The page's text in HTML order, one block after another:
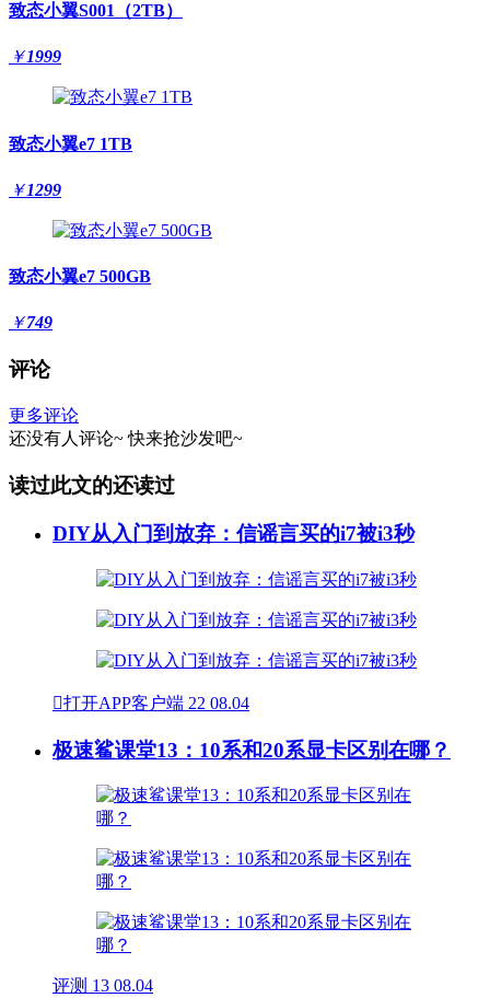
致态小翼S001（2TB）
￥1999
致态小翼e7 1TB
￥1299
致态小翼e7 500GB
￥749
评论
更多评论
还没有人评论~ 快来抢沙发吧~
读过此文的还读过
DIY从入门到放弃：信谣言买的i7被i3秒
打开APP客户端 22 08.04
极速鲨课堂13：10系和20系显卡区别在哪？
评测 13 08.04